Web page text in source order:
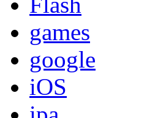
games
google
iOS